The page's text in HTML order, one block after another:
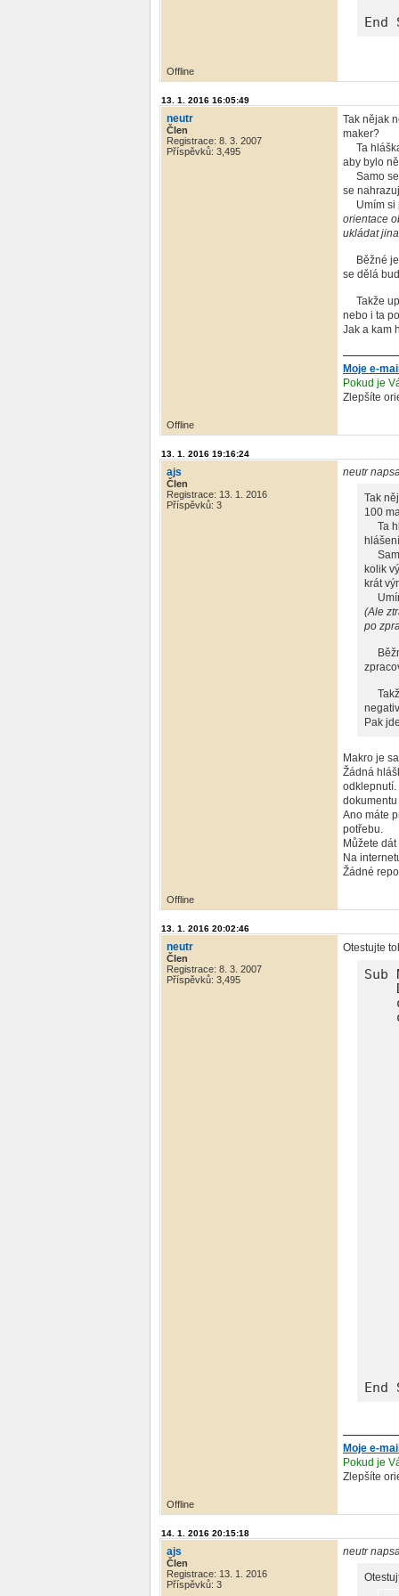
End
Offline
13. 1. 2016 16:05:49
neutr
Člen
Registrace: 8. 3. 2007
Příspěvků: 3,495
Tak nějak
maker?
Ta
aby bylo
Samo
se
Umím si
orientace
ukládat
Běžné je,
se dělá
Takže
nebo i ta
Jak a kam
Moje e-
Pokud je
Zlepšíte
Offline
13. 1. 2016 19:16:24
ajs
Člen
Registrace: 13. 1. 2016
Příspěvků: 3
neutr
Tak
100
Ta
kolik
krát
(Ale
po
Pak
Makro je
Žádná
odklepnutí.
Ano máte
potřebu.
Můžete
Na
Žádné
Offline
13. 1. 2016 20:02:46
neutr
Člen
Registrace: 8. 3. 2007
Příspěvků: 3,495
Otestujte
Sub
End
Moje e-
Pokud je
Zlepšíte
Offline
14. 1. 2016 20:15:18
ajs
Člen
Registrace: 13. 1. 2016
Příspěvků: 3
neutr